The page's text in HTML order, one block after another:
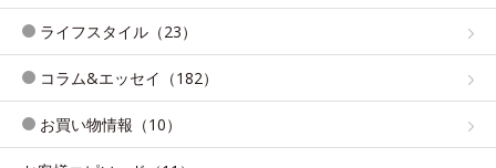
ライフスタイル（23）
コラム&エッセイ（182）
お買い物情報（10）